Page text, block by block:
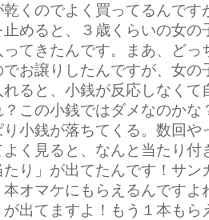
くのでよく買ってるんです
めると、３歳くらいの女の
てきたんです。まあ、どっ
お譲りしたんですが、女の
ると、小銭が反応しなくて
この小銭ではダメなのかな
小銭が落ちてくる。数回や
よく見ると、なんと当たり
たり」が出てたんです！サン
本オマケにもらえるんです
出てますよ！もう１本もら